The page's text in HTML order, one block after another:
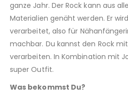
ganze Jahr. Der Rock kann aus
Materialien genäht werden. Er
verarbeitet, also für
machbar. Du kannst den Rock
verarbeiten. In Kombination mit
super Outfit.
Was bekommst Du?